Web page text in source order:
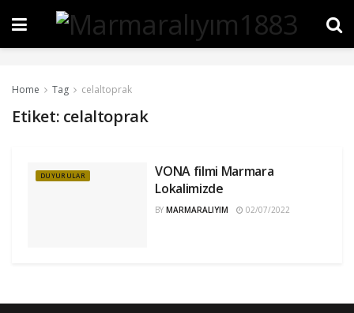
Home Tag celaltoprak
Etiket: celaltoprak
DUYURULAR
VONA filmi Marmara
Lokalimizde
BY MARMARALIYIM 02/07/2022